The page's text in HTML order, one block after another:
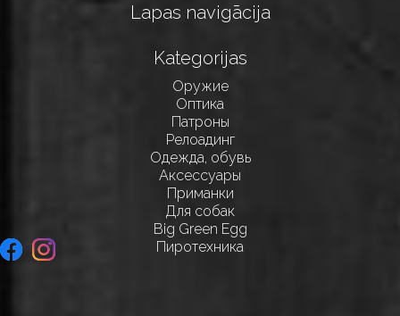
Lapas navigācija
Kategorijas
Оружие
Оптика
Патроны
Релоадинг
Одежда, обувь
Аксессуары
Приманки
Для собак
Big Green Egg
Пиротехника